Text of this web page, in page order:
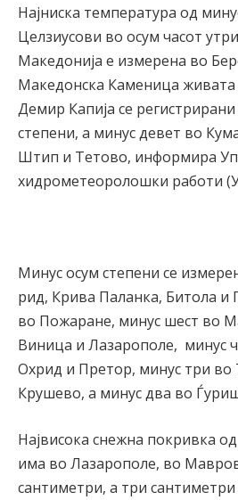
Најниска температура од
Целзиусови во осум часот
Македонија е измерена во
Македонска Каменица живата
Демир Капија се
степени, а минус девет во
Штип и Тетово, информира
хидрометеоролошки работи
Минус осум степени се
рид, Крива Паланка, Битола и
во Пожаране, минус шест во
Виница и Лазарополе, минус
Охрид и Претор, минус три во
Крушево, а минус два во
Највисока снежна покривка
има во Лазарополе, во
сантиметри, а три